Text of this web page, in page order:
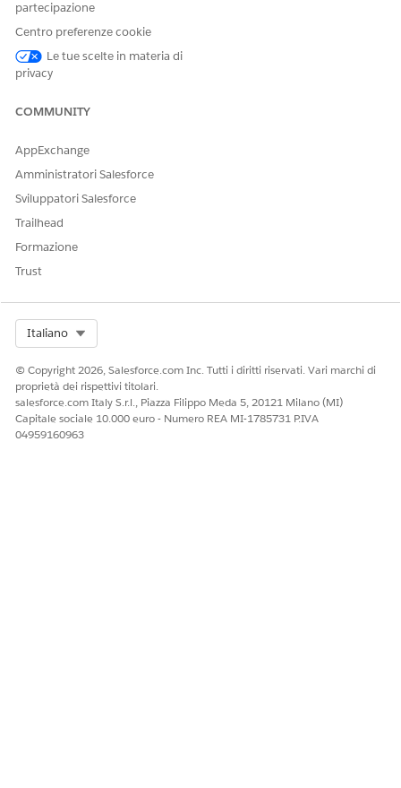
QUESTO ARTICOLO HA RISOLTO IL PROBLEMA?
Facci sapere, così possiamo migliorare!
partecipazione
Centro preferenze cookie
Le tue scelte in materia di
privacy
COMMUNITY
AppExchange
Amministratori Salesforce
Sviluppatori Salesforce
Trailhead
Formazione
Trust
Italiano
© Copyright 2026, Salesforce.com Inc. Tutti i diritti riservati. Vari marchi di
proprietà dei rispettivi titolari.
salesforce.com Italy S.r.l., Piazza Filippo Meda 5, 20121 Milano (MI)
Capitale sociale 10.000 euro - Numero REA MI-1785731 P.IVA
04959160963